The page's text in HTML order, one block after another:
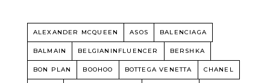
ALEXANDER MCQUEEN ASOS BALENCIAGA
BALMAIN BELGIANINFLUENCER BERSHKA
BON PLAN BOOHOO BOTTEGA VENETTA CHANEL